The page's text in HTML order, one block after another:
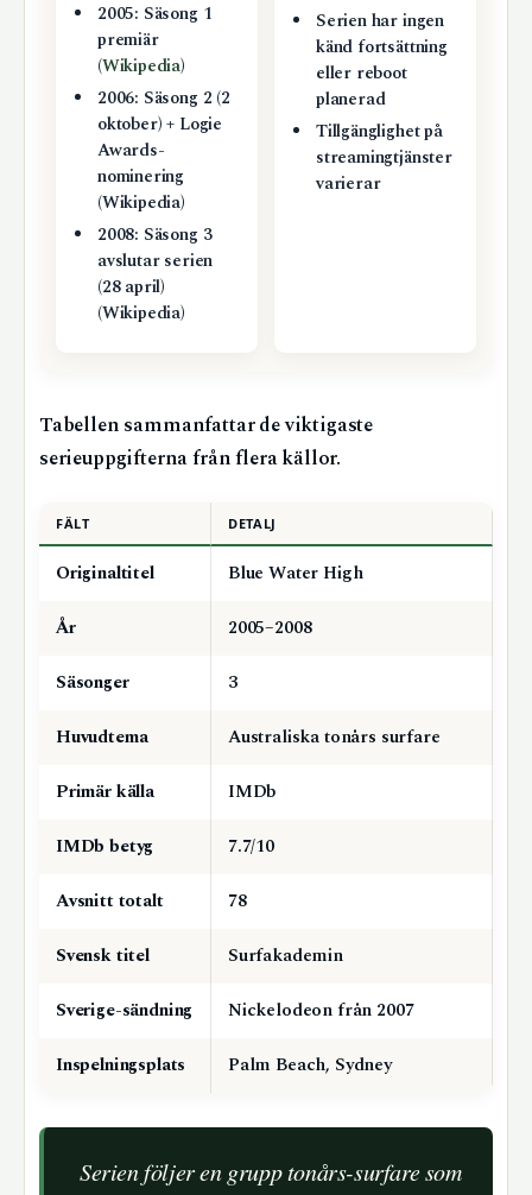
2005: Säsong 1
premiär
(Wikipedia)
2006: Säsong 2 (2
oktober) + Logie
Awards-
nominering
(Wikipedia)
2008: Säsong 3
avslutar serien
(28 april)
(Wikipedia)
Serien har ingen
känd fortsättning
eller reboot
planerad
Tillgänglighet på
streamingtjänster
varierar
Tabellen sammanfattar de viktigaste
serieuppgifterna från flera källor.
FÄLT DETALJ
Originaltitel
Blue Water High
År
2005–2008
Säsonger
3
Huvudtema
Australiska tonårs surfare
Primär källa
IMDb
IMDb betyg
7.7/10
Avsnitt totalt
78
Svensk titel
Surfakademin
Sverige-sändning
Nickelodeon från 2007
Inspelningsplats
Palm Beach, Sydney
Serien följer en grupp tonårs-surfare som